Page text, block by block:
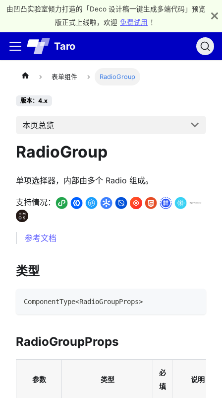
由凹凸实验室倾力打造的「Deco 设计稿一键生成多端代码」预览
版正式上线啦，欢迎 免费试用 ！
Taro
表单组件 RadioGroup
版本：4.x
本页总览
RadioGroup
单项选择器，内部由多个 Radio 组成。
支持情况：
参考文档
类型
ComponentType<RadioGroupProps>
RadioGroupProps
参数 类型
必
填
说明